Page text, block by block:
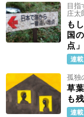
目指
庄太
も
国
点
連載
孤独
草
も
連載